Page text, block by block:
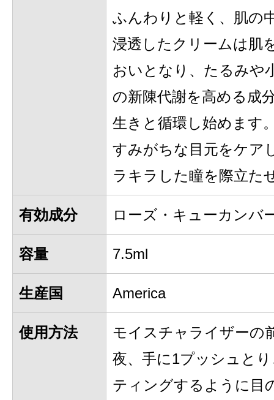
ふんわりと軽く、肌の
浸透したクリームは肌
おいとなり、たるみや
の新陳代謝を高める成
生きと循環し始めます
すみがちな目元をケア
ラキラした瞳を際立た
有効成分 ローズ・キューカンバ
容量 7.5ml
生産国 America
使用方法
モイスチャライザーの
夜、手に1プッシュと
ティングするように目